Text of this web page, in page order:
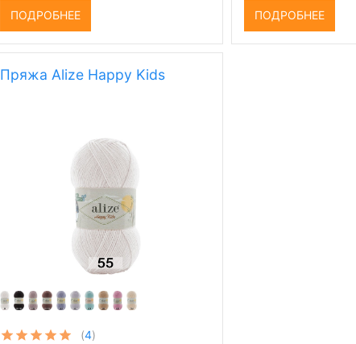
ПОДРОБНЕЕ ПОДРОБНЕЕ
Пряжа Alize Happy Kids
(4)